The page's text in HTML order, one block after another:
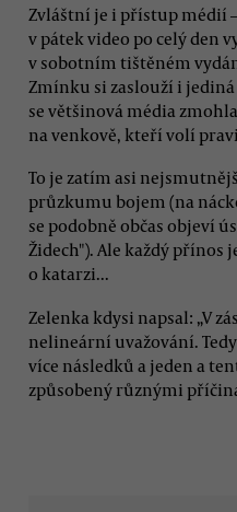
Zvláštní je i přístup médií
v pátek video po celý den
v sobotním tištěném
Zmínku si zaslouží i
se většinová média
na venkově, kteří volí
To je zatím asi
průzkumu bojem (na
se podobně občas objeví
Židech"). Ale každý přínos
o katarzi...
Zelenka kdysi napsal: „V
nelineární uvažování.
více následků a jeden a
způsobený různými